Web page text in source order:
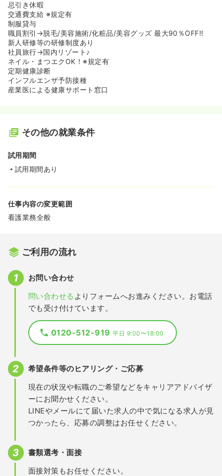
忌引き休暇
交通費支給 ※規定有
制服貸与
職員割引→脱毛/美容施術/化粧品/美容グッズ 最大90％OFF!!
新人研修等の研修制度あり
社員旅行→国内リゾート♪
ネイル・まつエクOK！※規定有
定期健康診断
インフルエンザ予防接種
産業医による健康サポート窓口
その他の就業条件
試用期間
試用期間あり
仕事内容の変更範囲
看護業務全般
ご利用の流れ
お問い合わせ
問い合わせる よりフォームへお進みください。お電話
でも受け付けています。
0120-512-919平日 9:00〜18:00
希望条件等のヒアリング・ご応募
現在の状況や転職のご希望などをキャリアアドバイザ
ーにお聞かせください。
LINEやメールにて届いた求人の中で気になる求人が見
つかったら、応募の調整はお任せください。
書類選考・面接
面接対策もお任せください。